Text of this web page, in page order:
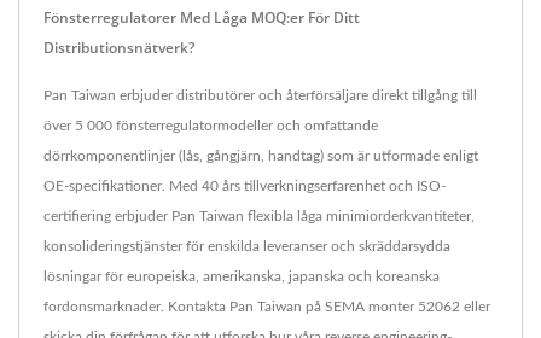
Fönsterregulatorer Med Låga MOQ:er För Ditt
Distributionsnätverk?
Pan Taiwan erbjuder distributörer och återförsäljare direkt tillgång till
över 5 000 fönsterregulatormodeller och omfattande
dörrkomponentlinjer (lås, gångjärn, handtag) som är utformade enligt
OE-specifikationer. Med 40 års tillverkningserfarenhet och ISO-
certifiering erbjuder Pan Taiwan flexibla låga minimiorderkvantiteter,
konsolideringstjänster för enskilda leveranser och skräddarsydda
lösningar för europeiska, amerikanska, japanska och koreanska
fordonsmarknader. Kontakta Pan Taiwan på SEMA monter 52062 eller